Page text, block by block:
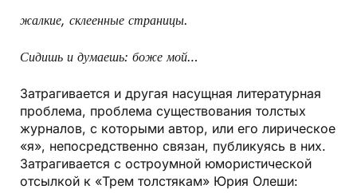
жалкие, склеенные страницы.
Сидишь и думаешь: боже мой…
Затрагивается и другая насущная литературная
проблема, проблема существования толстых
журналов, с которыми автор, или его лирическое
«я», непосредственно связан, публикуясь в них.
Затрагивается с остроумной юмористической
отсылкой к «Трем толстякам» Юрия Олеши: